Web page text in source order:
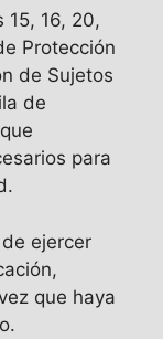
15, 16, 20,
Protección
de Sujetos
de
para
ejercer
que haya